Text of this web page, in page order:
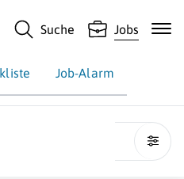
Suche Jobs
Job-Alarm